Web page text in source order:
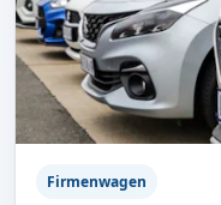
Firmenwagen